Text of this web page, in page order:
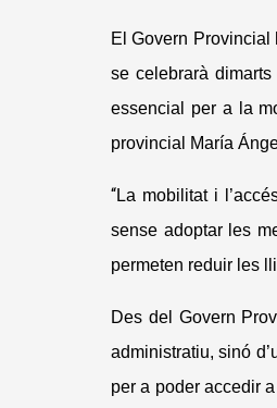
El Govern Provincial
se celebrarà dimarts
essencial per a la
provincial María
“La mobilitat i
sense adoptar les
permeten reduir les
Des del Govern
administratiu, sinó
per a poder accedir